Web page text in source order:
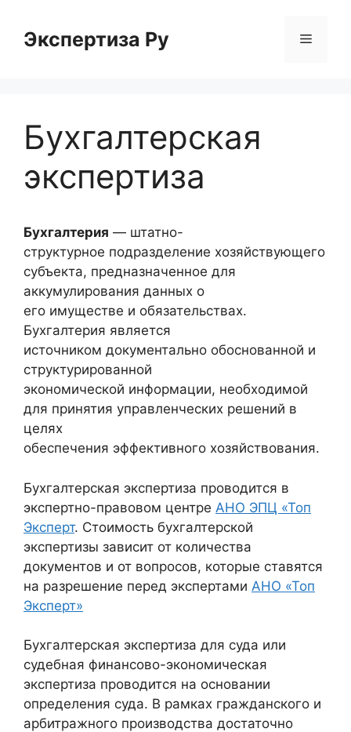
содержимому
Экспертиза Ру Меню
Бухгалтерская
экспертиза
Бухгалтерия — штатно-
структурное подразделение хозяйствующего
субъекта, предназначенное для
аккумулирования данных о
его имуществе и обязательствах.
Бухгалтерия является
источником документально обоснованной и
структурированной
экономической информации, необходимой
для принятия управленческих решений в
целях
обеспечения эффективного хозяйствования.
Бухгалтерская экспертиза проводится в
экспертно-правовом центре АНО ЭПЦ «Топ
Эксперт. Стоимость бухгалтерской
экспертизы зависит от количества
документов и от вопросов, которые ставятся
на разрешение перед экспертами АНО «Топ
Эксперт»
Бухгалтерская экспертиза для суда или
судебная финансово-экономическая
экспертиза проводится на основании
определения суда. В рамках гражданского и
арбитражного производства достаточно